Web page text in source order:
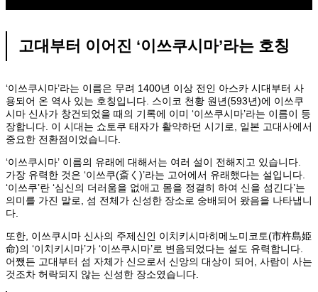
고대부터 이어진 ‘이쓰쿠시마’라는 호칭
‘이쓰쿠시마’라는 이름은 무려 1400년 이상 전인 아스카 시대부터 사
용되어 온 역사 있는 호칭입니다. 스이코 천황 원년(593년)에 이쓰쿠
시마 신사가 창건되었을 때의 기록에 이미 ‘이쓰쿠시마’라는 이름이 등
장합니다. 이 시대는 쇼토쿠 태자가 활약하던 시기로, 일본 고대사에서
중요한 전환점이었습니다.
‘이쓰쿠시마’ 이름의 유래에 대해서는 여러 설이 전해지고 있습니다.
가장 유력한 것은 ‘이쓰쿠(斎く)’라는 고어에서 유래했다는 설입니다.
‘이쓰쿠’란 ‘심신의 더러움을 없애고 몸을 정결히 하여 신을 섬긴다’는
의미를 가진 말로, 섬 전체가 신성한 장소로 숭배되어 왔음을 나타냅니
다.
또한, 이쓰쿠시마 신사의 주제신인 이치키시마히메노미코토(市杵島姫
命)의 ‘이치키시마’가 ‘이쓰쿠시마’로 변음되었다는 설도 유력합니다.
어쨌든 고대부터 섬 자체가 신으로서 신앙의 대상이 되어, 사람이 사는
것조차 허락되지 않는 신성한 장소였습니다.